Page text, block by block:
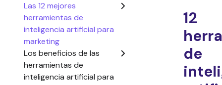
Las 12 mejores
herramientas de
inteligencia artificial para
marketing
Los beneficios de las
herramientas de
inteligencia artificial para
12
de